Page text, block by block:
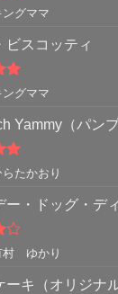
5のグママ
ビスコッティ
5のグママ
Yammy（パンプ
5のたかおり
ー・ドッグ・デ
4村 ゆかり
ーキ（オリジナル